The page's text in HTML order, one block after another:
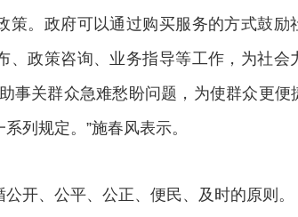
策。政府可以通过购买服务的方式鼓励
、政策咨询、业务指导等工作，为社会
事关群众急难愁盼问题，为使群众更便
列规定。”施春风表示。
、公平、公正、便民、及时的原则。